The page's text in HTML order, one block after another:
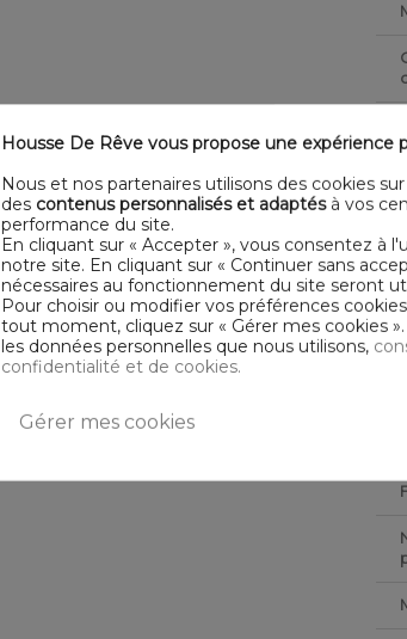
Housse De Rêve vous propose une expérience
Nous et nos partenaires utilisons des cookies
des contenus personnalisés et adaptésà vos
performance du site.
En cliquant sur « Accepter », vous consentez à
notre site. En cliquant sur « Continuer sans
nécessaires au fonctionnement du site seront
Pour choisir ou modifier vos préférences
tout moment, cliquez sur « Gérer mes cookies
les données personnelles que nous utilisons,
confidentialité et de cookies.
Gérer mes cookies